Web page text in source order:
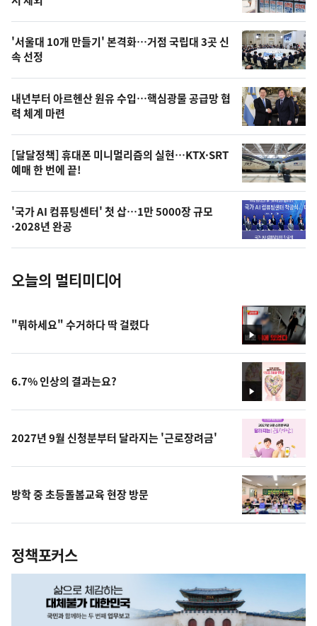
신,
오
늘
의
영
상
오
늘
의
사
진
스
'서울대 10개 만들기' 본격화…거점 국립대 3곳 신
속 선정
내년부터 아르헨산 원유 수입…핵심광물 공급망 협
력 체계 마련
[달달정책] 휴대폰 미니멀리즘의 실현…KTX·SRT
예매 한 번에 끝!
'국가 AI 컴퓨팅센터' 첫 삽…1만 5000장 규모
·2028년 완공
오늘의 멀티미디어
영
상
"뭐하세요" 수거하다 딱 걸렸다
영
상
6.7% 인상의 결과는요?
2027년 9월 신청분부터 달라지는 '근로장려금'
방학 중 초등돌봄교육 현장 방문
정책포커스